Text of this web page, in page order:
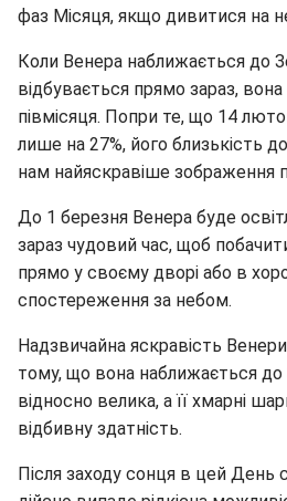
фаз Місяця, якщо дивитися на
Коли Венера наближається до
відбувається прямо зараз,
півмісяця. Попри те, що 14
лише на 27%, його близькість
нам найяскравіше зображення
До 1 березня Венера буде
зараз чудовий час, щоб
прямо у своєму дворі або в
спостереження за небом.
Надзвичайна яскравість
тому, що вона наближається до
відносно велика, а її хмарні
відбивну здатність.
Після заходу сонця в цей День